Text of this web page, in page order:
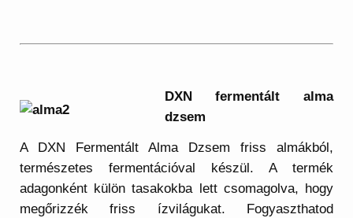
DXN fermentált alma
dzsem
A DXN Fermentált Alma Dzsem friss almákból,
természetes fermentációval készül. A termék
adagonként külön tasakokba lett csomagolva, hogy
megőrizzék friss ízvilágukat. Fogyaszthatod